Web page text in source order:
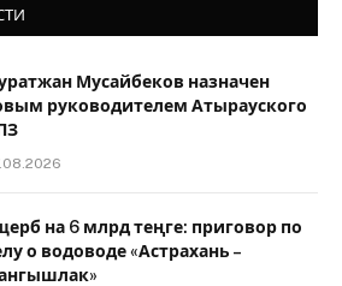
Мусайбеков назначен
руководителем Атырауского
на 6 млрд теңге: приговор по
о водоводе «Астрахань –